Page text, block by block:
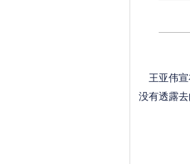
王亚伟宣
没有透露